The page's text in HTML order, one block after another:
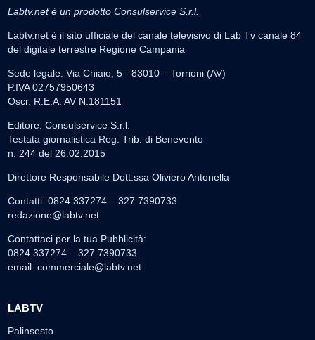
Labtv.net è un prodotto Consulservice S.r.l.
Labtv.net è il sito ufficiale del canale televisivo di Lab Tv canale 84
del digitale terrestre Regione Campania
Sede legale: Via Chiaio, 5 - 83010 – Torrioni (AV)
P.IVA 02757950643
Oscr. R.E.A. AV N.181151
Editore: Consulservice S.r.l.
Testata giornalistica Reg. Trib. di Benevento
n. 244 del 26.02.2015
Direttore Responsabile Dott.ssa Oliviero Antonella
Contatti: 0824.337274 – 327.7390733
redazione@labtv.net
Contattaci per la tua Pubblicità:
0824.337274 – 327.7390733
email: commerciale@labtv.net
LABTV
Palinsesto